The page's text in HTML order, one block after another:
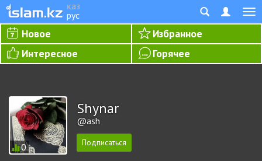
қаз
рус
Новое
Избранное
Интересное
Горячее
0
Shynar
@ash